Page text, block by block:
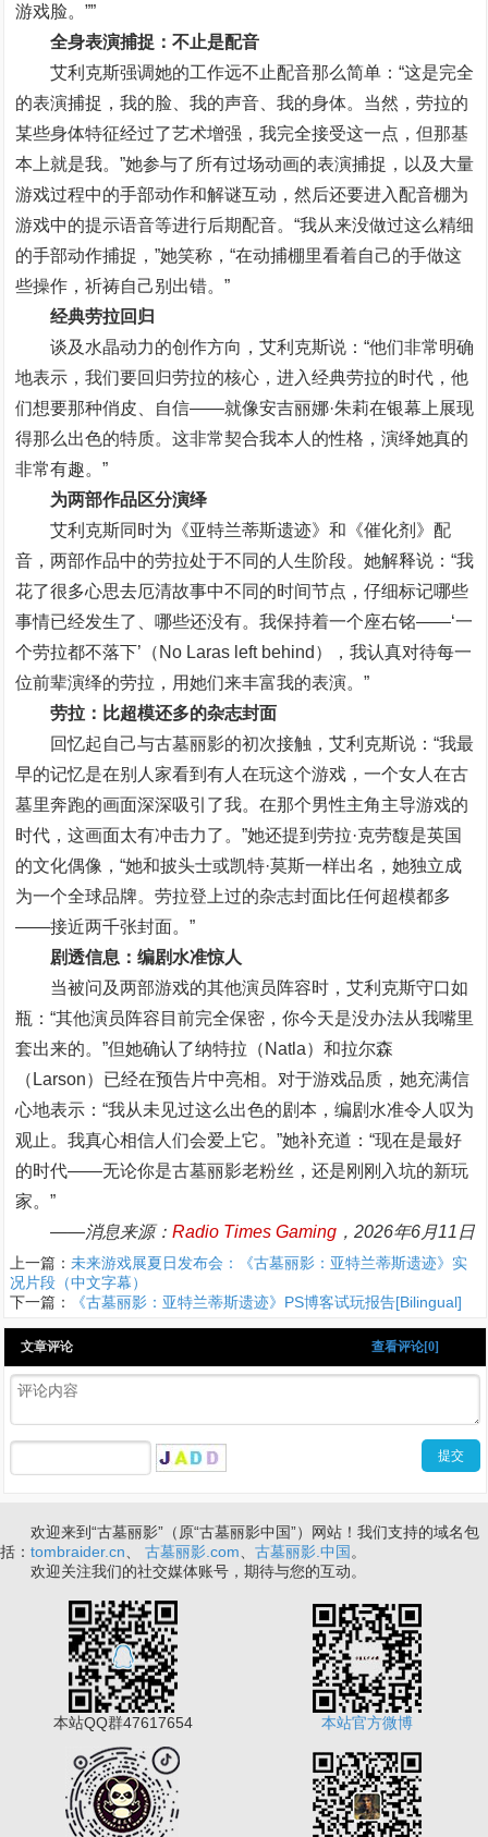
游戏脸。””
全身表演捕捉：不止是配音
艾利克斯强调她的工作远不止配音那么简单：“这是完全
的表演捕捉，我的脸、我的声音、我的身体。当然，劳拉的
某些身体特征经过了艺术增强，我完全接受这一点，但那基
本上就是我。”她参与了所有过场动画的表演捕捉，以及大量
游戏过程中的手部动作和解谜互动，然后还要进入配音棚为
游戏中的提示语音等进行后期配音。“我从来没做过这么精细
的手部动作捕捉，”她笑称，“在动捕棚里看着自己的手做这
些操作，祈祷自己别出错。”
经典劳拉回归
谈及水晶动力的创作方向，艾利克斯说：“他们非常明确
地表示，我们要回归劳拉的核心，进入经典劳拉的时代，他
们想要那种俏皮、自信——就像安吉丽娜·朱莉在银幕上展现
得那么出色的特质。这非常契合我本人的性格，演绎她真的
非常有趣。”
为两部作品区分演绎
艾利克斯同时为《亚特兰蒂斯遗迹》和《催化剂》配
音，两部作品中的劳拉处于不同的人生阶段。她解释说：“我
花了很多心思去厄清故事中不同的时间节点，仔细标记哪些
事情已经发生了、哪些还没有。我保持着一个座右铭——‘一
个劳拉都不落下’（No Laras left behind），我认真对待每一
位前辈演绎的劳拉，用她们来丰富我的表演。”
劳拉：比超模还多的杂志封面
回忆起自己与古墓丽影的初次接触，艾利克斯说：“我最
早的记忆是在别人家看到有人在玩这个游戏，一个女人在古
墓里奔跑的画面深深吸引了我。在那个男性主角主导游戏的
时代，这画面太有冲击力了。”她还提到劳拉·克劳馥是英国
的文化偶像，“她和披头士或凯特·莫斯一样出名，她独立成
为一个全球品牌。劳拉登上过的杂志封面比任何超模都多
——接近两千张封面。”
剧透信息：编剧水准惊人
当被问及两部游戏的其他演员阵容时，艾利克斯守口如
瓶：“其他演员阵容目前完全保密，你今天是没办法从我嘴里
套出来的。”但她确认了纳特拉（Natla）和拉尔森
（Larson）已经在预告片中亮相。对于游戏品质，她充满信
心地表示：“我从未见过这么出色的剧本，编剧水准令人叹为
观止。我真心相信人们会爱上它。”她补充道：“现在是最好
的时代——无论你是古墓丽影老粉丝，还是刚刚入坑的新玩
家。”
——消息来源： Radio Times Gaming ，2026年6月11日
上一篇： 未来游戏展夏日发布会：《古墓丽影：亚特兰蒂斯遗迹》实
况片段（中文字幕）
下一篇：
《古墓丽影：亚特兰蒂斯遗迹》PS博客试玩报告[Bilingual]
查看评论[0]
文章评论
欢迎来到“古墓丽影”（原“古墓丽影中国”）网站！我们支持的域名包
括： tombraider.cn、 古墓丽影.com、 古墓丽影.中国。
欢迎关注我们的社交媒体账号，期待与您的互动。
本站QQ群47617654 本站官方微博